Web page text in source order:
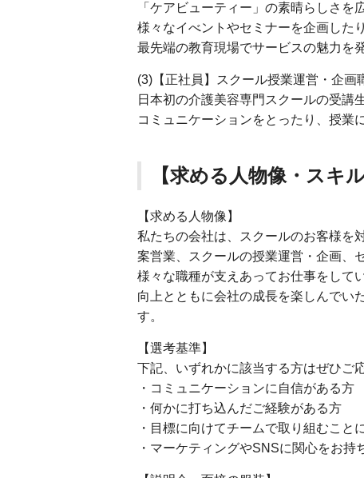
「ケアビューティー」の素晴らしさを
様々なイべントやセミナーを企画した
最先端の教育現場でサービスの魅力を
(3)【正社員】スクール授業運営・企画
日本初の介護美容専門スクールの受講
コミュニケーションをとったり、授
【求める人物像・スキル
【求める人物像】
私たちの会社は、スクールのお客様を
案営業、スクールの授業運営・企画、
様々な職種が支えあってお仕事をして
向上とともに会社の成長を楽しんでい
す。
【選考基準】
下記、いずれかに該当する方はぜひご
・コミュニケーションに自信がある方
・何かに打ち込んだご経験がある方
・目標に向けてチームで取り組むこと
・マーケティングやSNSに関心をお持